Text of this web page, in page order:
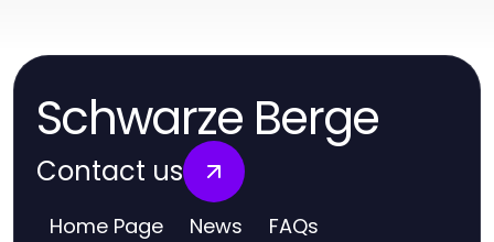
Schwarze Berge
Contact us
Home Page News FAQs